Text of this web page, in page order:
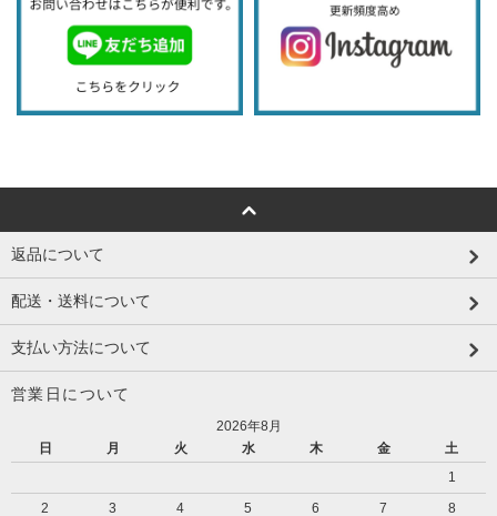
返品について
配送・送料について
支払い方法について
営業日について
2026年8月
日
月 火 水 木 金
土
1
2
3 4 5 6 7
8